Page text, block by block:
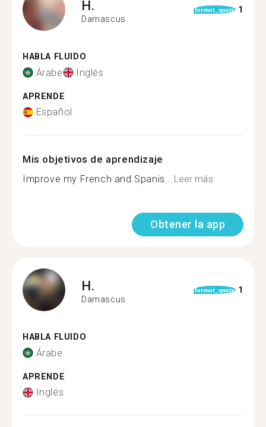
H.
Damascus
format_quote 1
HABLA FLUIDO
Árabe Inglés
APRENDE
Español
Mis objetivos de aprendizaje
Improve my French and Spanis...Leer más
Obtener la app
H.
Damascus
format_quote 1
HABLA FLUIDO
Árabe
APRENDE
Inglés